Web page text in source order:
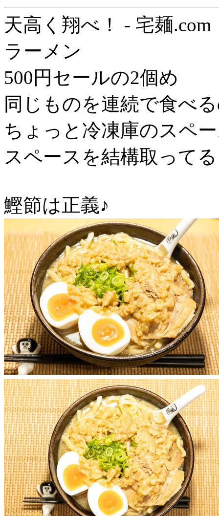
天高く翔べ！ - 宅麺.com
ラーメン
500円セールの2個め
同じものを連続で食べ
ちょっと冷凍庫のスペ
スペースを結構取って
鰹節は正義♪